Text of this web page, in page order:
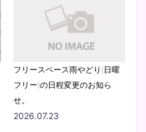
フリースペース雨やどり(日曜
フリー)の日程変更のお知ら
せ。
2026.07.23